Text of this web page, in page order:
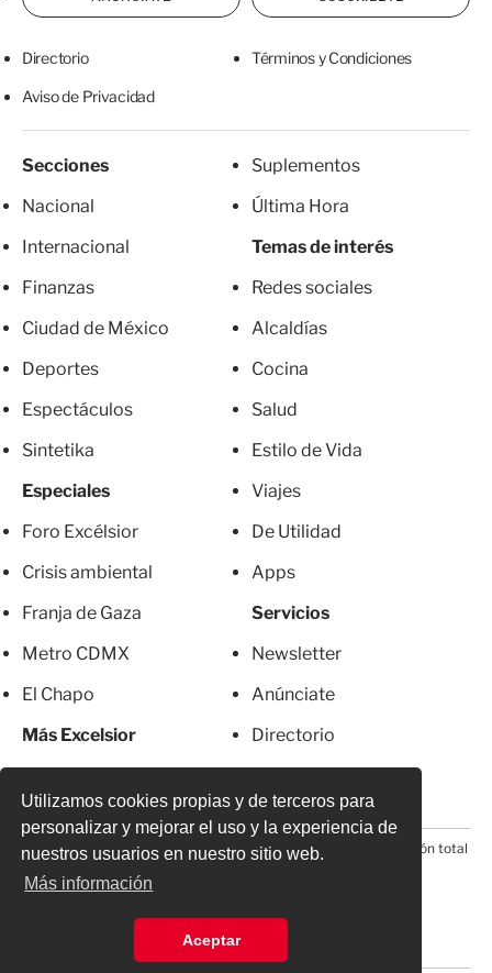
Utilizamos cookies propias y de terceros para
personalizar y mejorar el uso y la experiencia de
nuestros usuarios en nuestro sitio web.
Más información
Aceptar
Directorio Términos y Condiciones
Aviso de Privacidad
Secciones
Nacional
Internacional
Finanzas
Ciudad de México
Deportes
Espectáculos
Sintetika
Especiales
Foro Excélsior
Crisis ambiental
Franja de Gaza
Metro CDMX
El Chapo
Más Excelsior
Suplementos
Última Hora
Temas de interés
Redes sociales
Alcaldías
Cocina
Salud
Estilo de Vida
Viajes
De Utilidad
Apps
Servicios
Newsletter
Anúnciate
Directorio
© 2026 Todos los derechos reservados. Prohibida la reproducción total
o parcial, incluyendo cualquier medio electrónico*